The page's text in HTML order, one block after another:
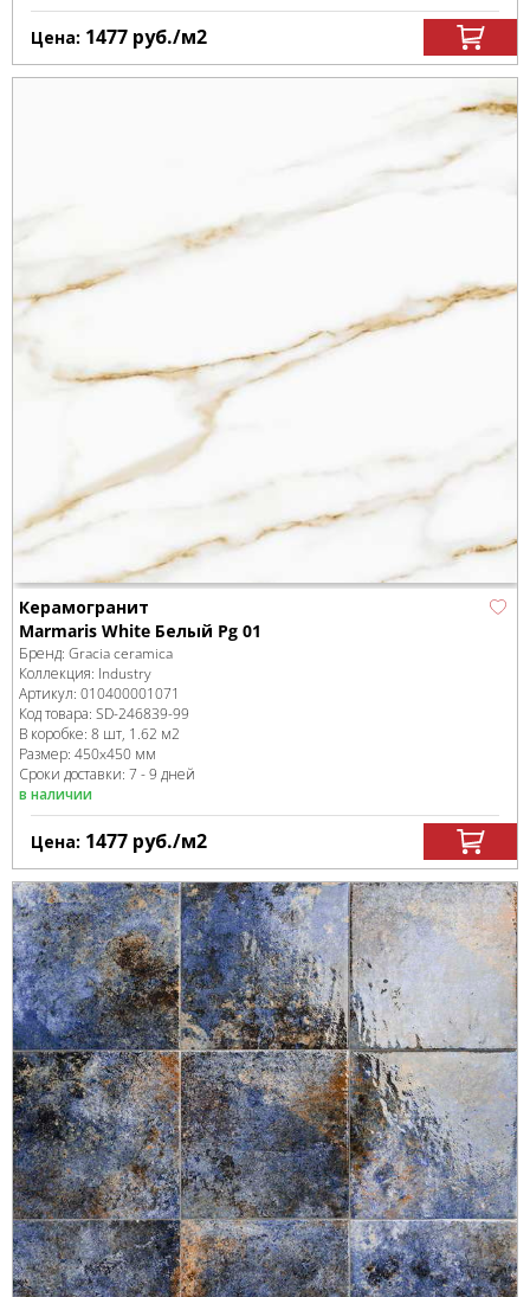
Цена: 1477 руб./м2
Керамогранит
Marmaris White Белый Pg 01
Бренд: Gracia ceramica
Коллекция: Industry
Артикул: 010400001071
Код товара: SD-246839-99
В коробке: 8 шт, 1.62 м2
Размер: 450x450 мм
Сроки доставки: 7 - 9 дней
в наличии
Цена: 1477 руб./м2